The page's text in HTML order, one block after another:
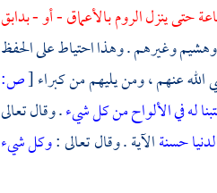
حتى ينزلالرومبالأعماق- أو -بدابق
وهشيموغيرهم . وهذا احتياط على الحفظ
عنهم ، ومن يليهم من كبراء[ص:
له في الألواح من كل شيء. وقال تعالى
حسنةالآية . وقال تعالى :وكل شيء